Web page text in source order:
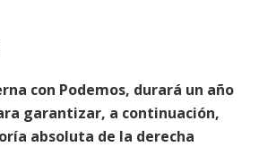
con Podemos, durará un año
garantizar, a continuación,
absoluta de la derecha